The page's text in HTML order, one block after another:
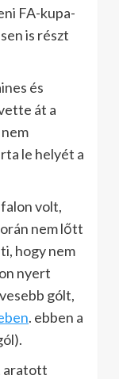
FA-kupa-
is részt
és
át a
le helyét a
volt,
nem lőtt
hogy nem
nyert
gólt,
. ebben a
aratott